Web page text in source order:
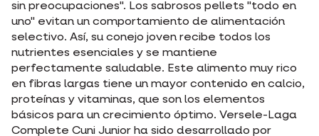
sin preocupaciones". Los sabrosos pellets "todo en
uno" evitan un comportamiento de alimentación
selectivo. Así, su conejo joven recibe todos los
nutrientes esenciales y se mantiene
perfectamente saludable. Este alimento muy rico
en fibras largas tiene un mayor contenido en calcio,
proteínas y vitaminas, que son los elementos
básicos para un crecimiento óptimo. Versele-Laga
Complete Cuni Junior ha sido desarrollado por